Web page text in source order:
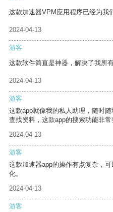
这款加速器VPM应用程序已经为我
2024-04-13
游客
这款软件简直是神器，解决了我所有
2024-04-13
游客
这款app就像我的私人助理，随时
查找资料，这款app的搜索功能非
2024-04-13
游客
这款加速器app的操作有点复杂，
化。
2024-04-13
游客